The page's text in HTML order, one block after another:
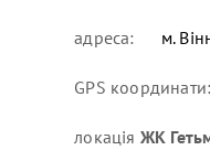
адреса: м.
GPS координати:
локація ЖК